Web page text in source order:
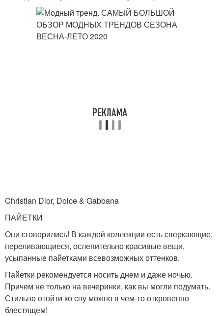
Christian Dior, Dolce & Gabbana
ПАЙЕТКИ
Они сговорились! В каждой коллекции есть сверкающие,
переливающиеся, ослепительно красивые вещи,
усыпанные пайетками всевозможных оттенков.
Пайетки рекомендуется носить днем и даже ночью.
Причем не только на вечеринки, как вы могли подумать.
Стильно отойти ко сну можно в чем-то откровенно
блестящем!